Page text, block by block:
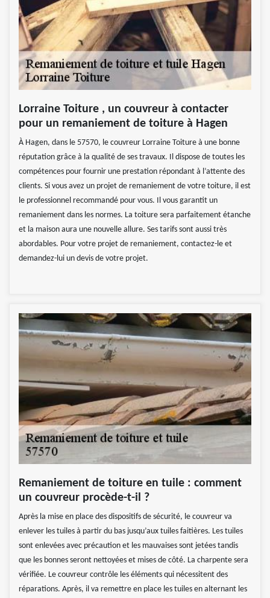
Lorraine Toiture , un couvreur à contacter
pour un remaniement de toiture à Hagen
À Hagen, dans le 57570, le couvreur Lorraine Toiture à une bonne
réputation grâce à la qualité de ses travaux. Il dispose de toutes les
compétences pour fournir une prestation répondant à l’attente des
clients. Si vous avez un projet de remaniement de votre toiture, il est
le professionnel recommandé pour vous. Il vous garantit un
remaniement dans les normes. La toiture sera parfaitement étanche
et la maison aura une nouvelle allure. Ses tarifs sont aussi très
abordables. Pour votre projet de remaniement, contactez-le et
demandez-lui un devis de votre projet.
Remaniement de toiture en tuile : comment
un couvreur procède-t-il ?
Après la mise en place des dispositifs de sécurité, le couvreur va
enlever les tuiles à partir du bas jusqu’aux tuiles faitières. Les tuiles
sont enlevées avec précaution et les mauvaises sont jetées tandis
que les bonnes seront nettoyées et mises de côté. La charpente sera
vérifiée. Le couvreur contrôle les éléments qui nécessitent des
réparations. Après, il va remettre en place les tuiles en alternant les